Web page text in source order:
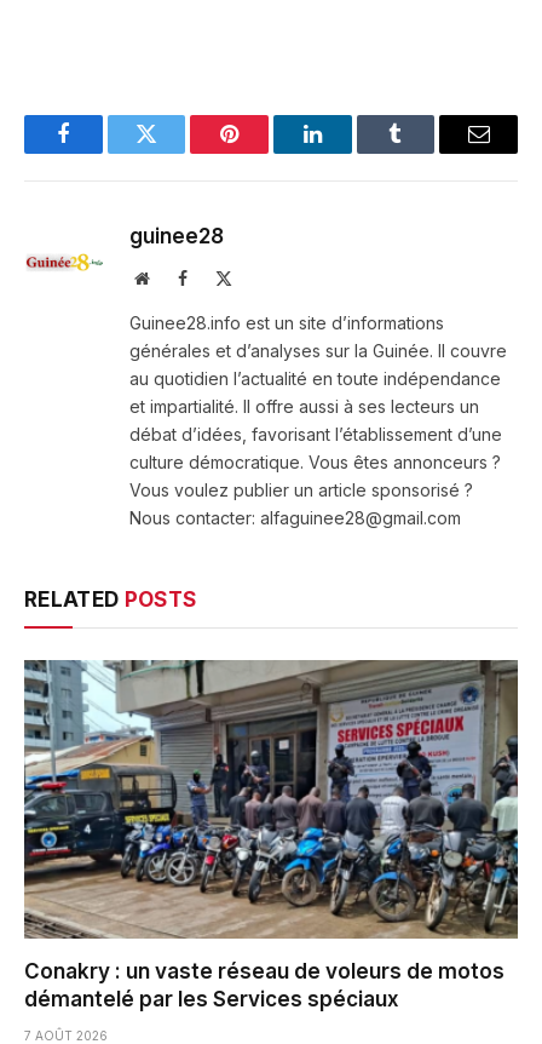
FacebookTwitter Pinterest LinkedInTumblr Email
guinee28
WebsiteFacebook
Guinee28.info est un site d’informations
générales et d’analyses sur la Guinée. Il couvre
au quotidien l’actualité en toute indépendance
et impartialité. Il offre aussi à ses lecteurs un
débat d’idées, favorisant l’établissement d’une
culture démocratique. Vous êtes annonceurs ?
Vous voulez publier un article sponsorisé ?
Nous contacter: alfaguinee28@gmail.com
RELATED POSTS
Conakry : un vaste réseau de voleurs de motos
démantelé par les Services spéciaux
7 AOÛT 2026